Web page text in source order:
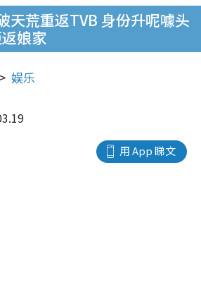
天荒重返TVB 身份升呢噱头
娘家
娱乐
用 App 睇文